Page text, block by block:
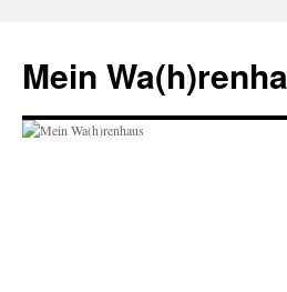
springen
Mein